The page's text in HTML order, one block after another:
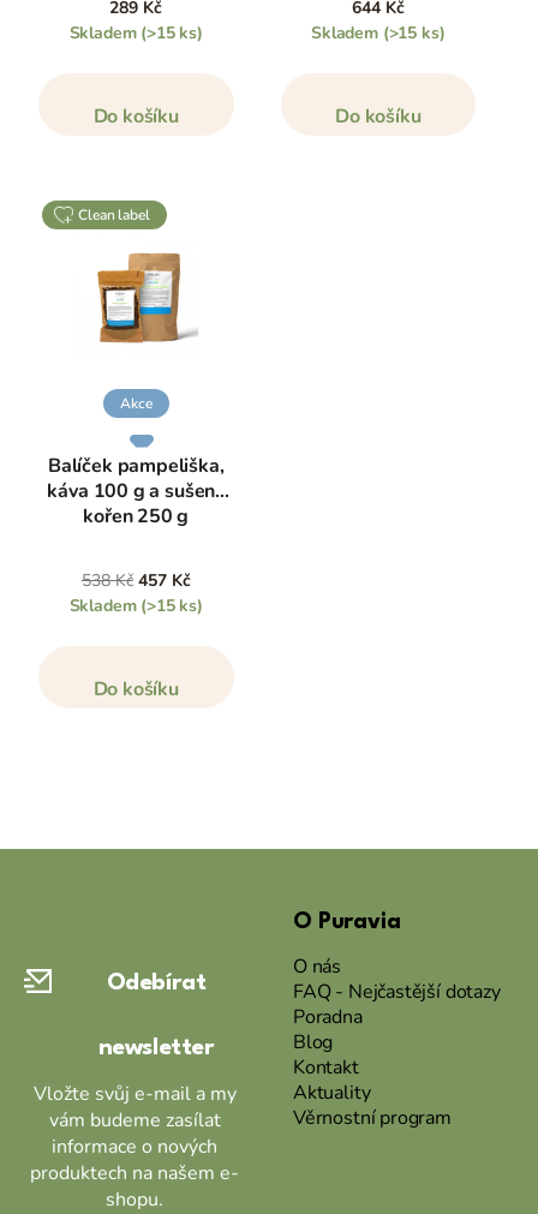
289 Kč
Skladem (>15 ks)
Do košíku
644 Kč
Skladem (>15 ks)
Do košíku
clean label
Akce
Balíček pampeliška,
káva 100 g a sušený
kořen 250 g
538 Kč 457 Kč
Skladem (>15 ks)
Do košíku
Odebírat
newsletter
Vložte svůj e-mail a my
vám budeme zasílat
informace o nových
produktech na našem e-
shopu.
O Puravia
O nás
FAQ - Nejčastější dotazy
Poradna
Blog
Kontakt
Aktuality
Věrnostní program